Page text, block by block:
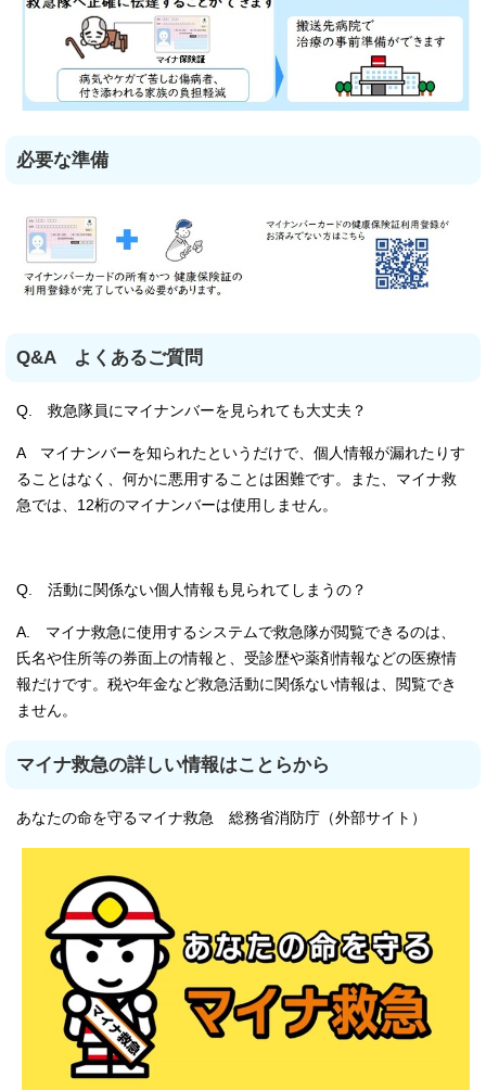
必要な準備
Q&A よくあるご質問
Q. 救急隊員にマイナンバーを見られても大丈夫？
A マイナンバーを知られたというだけで、個人情報が漏れたりす
ることはなく、何かに悪用することは困難です。また、マイナ救
急では、12桁のマイナンバーは使用しません。
Q. 活動に関係ない個人情報も見られてしまうの？
A. マイナ救急に使用するシステムで救急隊が閲覧できるのは、
氏名や住所等の券面上の情報と、受診歴や薬剤情報などの医療情
報だけです。税や年金など救急活動に関係ない情報は、閲覧でき
ません。
マイナ救急の詳しい情報はことらから
あなたの命を守るマイナ救急 総務省消防庁（外部サイト）